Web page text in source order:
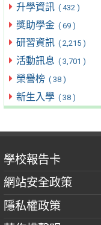
升學資訊 ( 432 )
獎助學金 ( 69 )
研習資訊 ( 2,215 )
活動訊息 ( 3,701 )
榮譽榜 ( 38 )
新生入學 ( 38 )
學校報告卡
網站安全政策
隱私權政策